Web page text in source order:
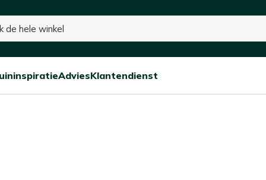
Open/sluitOpen/sluit
Advies
Open/sluit
Klantendienst